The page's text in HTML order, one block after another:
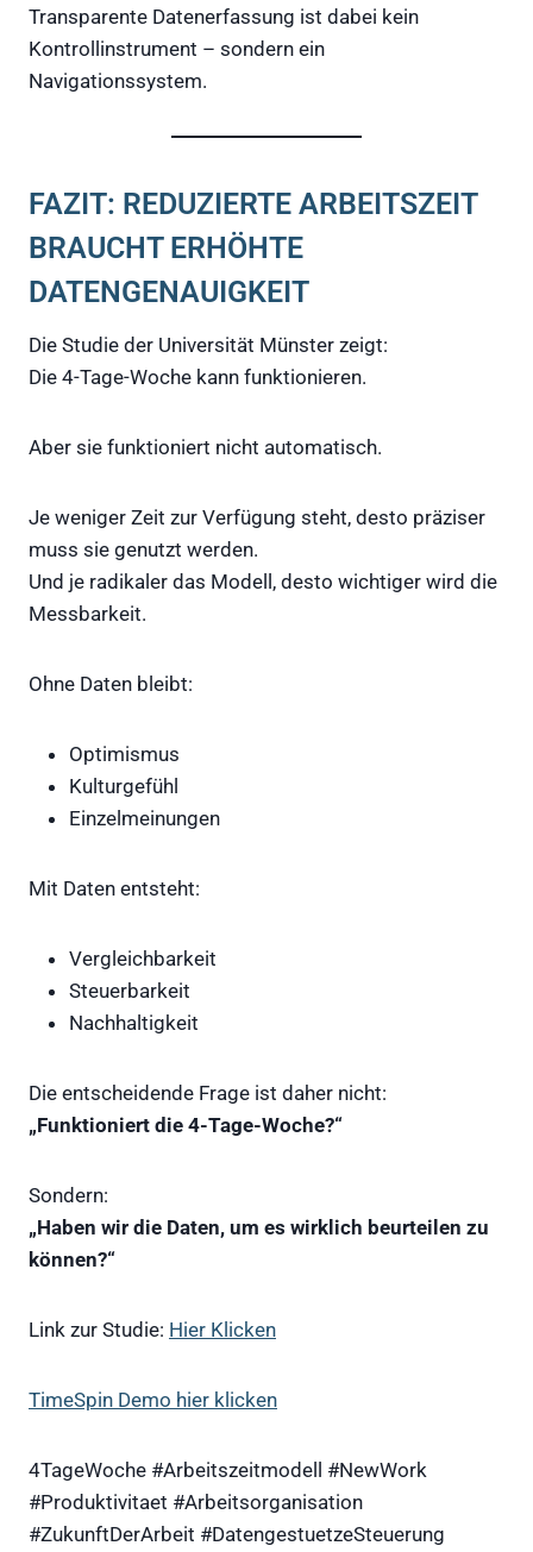
Transparente Datenerfassung ist dabei kein
Kontrollinstrument – sondern ein
Navigationssystem.
FAZIT: REDUZIERTE ARBEITSZEIT
BRAUCHT ERHÖHTE
DATENGENAUIGKEIT
Die Studie der Universität Münster zeigt:
Die 4-Tage-Woche kann funktionieren.
Aber sie funktioniert nicht automatisch.
Je weniger Zeit zur Verfügung steht, desto präziser
muss sie genutzt werden.
Und je radikaler das Modell, desto wichtiger wird die
Messbarkeit.
Ohne Daten bleibt:
Optimismus
Kulturgefühl
Einzelmeinungen
Mit Daten entsteht:
Vergleichbarkeit
Steuerbarkeit
Nachhaltigkeit
Die entscheidende Frage ist daher nicht:
„Funktioniert die 4-Tage-Woche?“
Sondern:
„Haben wir die Daten, um es wirklich beurteilen zu
können?“
Link zur Studie: Hier Klicken
TimeSpin Demo hier klicken
4TageWoche #Arbeitszeitmodell #NewWork
#Produktivitaet #Arbeitsorganisation
#ZukunftDerArbeit #DatengestuetzeSteuerung